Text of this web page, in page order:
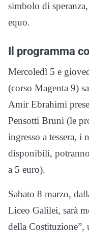
simbolo di
equo.
Il programma
Mercoledì 5 e
(corso Magenta 9)
Amir Ebrahimi
Pensotti Bruni (le
ingresso a tessera, i
disponibili,
a 5 euro).
Sabato 8 marzo,
Liceo Galilei, sarà
della Costituzione”,